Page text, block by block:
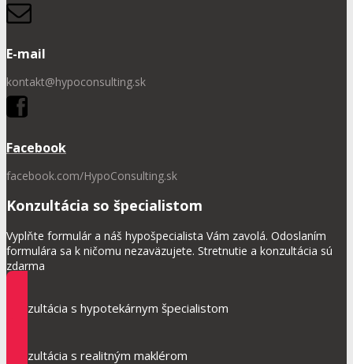
E-mail
kontakt@hypoconsulting.sk
Facebook
facebook.com/HypoConsulting.sk
Konzultácia so špecialistom
Vyplňte formulár a náš hypošpecialista Vám zavolá. Odoslaním
formulára sa k ničomu nezaväzujete. Stretnutie a konzultácia sú
zdarma
Konzultácia s hypotekárnym špecialistom
Konzultácia s realitným maklérom